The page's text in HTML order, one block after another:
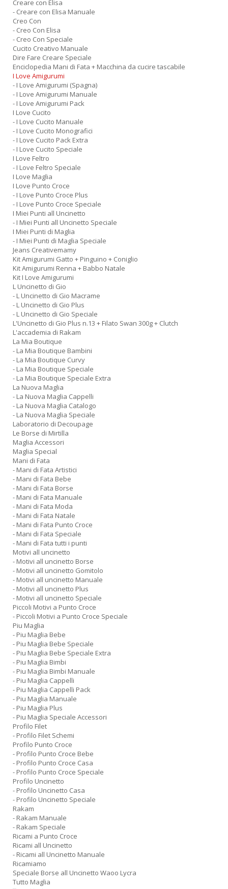
Creare con Elisa
- Creare con Elisa Manuale
Creo Con
- Creo Con Elisa
- Creo Con Speciale
Cucito Creativo Manuale
Dire Fare Creare Speciale
Enciclopedia Mani di Fata + Macchina da cucire tascabile
I Love Amigurumi
- I Love Amigurumi (Spagna)
- I Love Amigurumi Manuale
- I Love Amigurumi Pack
I Love Cucito
- I Love Cucito Manuale
- I Love Cucito Monografici
- I Love Cucito Pack Extra
- I Love Cucito Speciale
I Love Feltro
- I Love Feltro Speciale
I Love Maglia
I Love Punto Croce
- I Love Punto Croce Plus
- I Love Punto Croce Speciale
I Miei Punti all Uncinetto
- I Miei Punti all Uncinetto Speciale
I Miei Punti di Maglia
- I Miei Punti di Maglia Speciale
Jeans Creativemamy
Kit Amigurumi Gatto + Pinguino + Coniglio
Kit Amigurumi Renna + Babbo Natale
Kit I Love Amigurumi
L Uncinetto di Gio
- L Uncinetto di Gio Macrame
- L Uncinetto di Gio Plus
- L Uncinetto di Gio Speciale
L'Uncinetto di Gio Plus n.13 + Filato Swan 300g + Clutch
L'accademia di Rakam
La Mia Boutique
- La Mia Boutique Bambini
- La Mia Boutique Curvy
- La Mia Boutique Speciale
- La Mia Boutique Speciale Extra
La Nuova Maglia
- La Nuova Maglia Cappelli
- La Nuova Maglia Catalogo
- La Nuova Maglia Speciale
Laboratorio di Decoupage
Le Borse di Mirtilla
Maglia Accessori
Maglia Special
Mani di Fata
- Mani di Fata Artistici
- Mani di Fata Bebe
- Mani di Fata Borse
- Mani di Fata Manuale
- Mani di Fata Moda
- Mani di Fata Natale
- Mani di Fata Punto Croce
- Mani di Fata Speciale
- Mani di Fata tutti i punti
Motivi all uncinetto
- Motivi all uncinetto Borse
- Motivi all uncinetto Gomitolo
- Motivi all uncinetto Manuale
- Motivi all uncinetto Plus
- Motivi all uncinetto Speciale
Piccoli Motivi a Punto Croce
- Piccoli Motivi a Punto Croce Speciale
Piu Maglia
- Piu Maglia Bebe
- Piu Maglia Bebe Speciale
- Piu Maglia Bebe Speciale Extra
- Piu Maglia Bimbi
- Piu Maglia Bimbi Manuale
- Piu Maglia Cappelli
- Piu Maglia Cappelli Pack
- Piu Maglia Manuale
- Piu Maglia Plus
- Piu Maglia Speciale Accessori
Profilo Filet
- Profilo Filet Schemi
Profilo Punto Croce
- Profilo Punto Croce Bebe
- Profilo Punto Croce Casa
- Profilo Punto Croce Speciale
Profilo Uncinetto
- Profilo Uncinetto Casa
- Profilo Uncinetto Speciale
Rakam
- Rakam Manuale
- Rakam Speciale
Ricami a Punto Croce
Ricami all Uncinetto
- Ricami all Uncinetto Manuale
Ricamiamo
Speciale Borse all Uncinetto Waoo Lycra
Tutto Maglia